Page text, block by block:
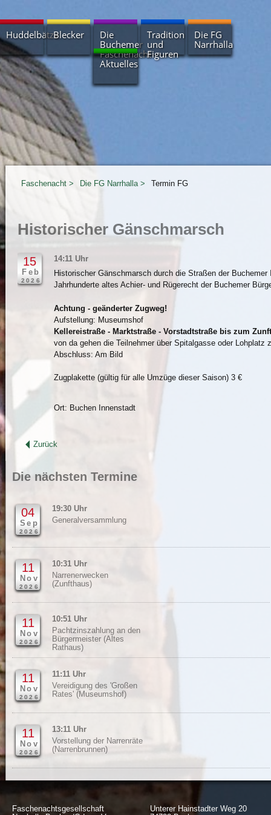
Navigation
überspringen
Huddelbätze
Kerl wach
uff
Blecker Die
Buchemer
Faschenacht
Geschichte
Buchemer
Faschenacht
Buchemer
Tradition
und
Figuren
Huddelbätze
Die FG
Narrhalla
Aktuelles
Faschenacht Die FG Narrhalla Termin FG
Historischer Gänschmarsch
15
Feb
2026
14:11 Uhr
Historischer Gänschmarsch durch die Straßen der Buchemer
Jahrhunderte altes Achier- und Rügerecht der Buchemer
Achtung - geänderter Zugweg!
Aufstellung: Museumshof
Kellereistraße - Marktstraße - Vorstadtstraße bis zum
von da gehen die Teilnehmer über Spitalgasse oder Lohplatz
Abschluss: Am Bild
Zugplakette (gültig für alle Umzüge dieser Saison) 3 €
Ort: Buchen Innenstadt
Zurück
Die nächsten Termine
04
Sep
2026
19:30 Uhr
Generalversammlung
11
Nov
2026
10:31 Uhr
Narrenerwecken
(Zunfthaus)
11
Nov
2026
10:51 Uhr
Pachtzinszahlung an den
Bürgermeister (Altes
Rathaus)
11
Nov
2026
11:11 Uhr
Vereidigung des 'Großen
Rates' (Museumshof)
11
Nov
2026
13:11 Uhr
Vorstellung der Narrenräte
(Narrenbrunnen)
Faschenachtsgesellschaft
Unterer Hainstadter Weg 20